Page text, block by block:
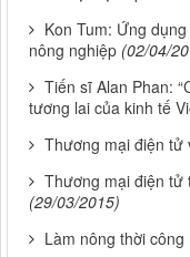
Kon Tum: Ứng
nông nghiệp (02/04/
Tiến sĩ Alan Phan:
tương lai của kinh tế
Thương mại điện tử
Thương mại điện tử
(29/03/2015)
Làm nông thời